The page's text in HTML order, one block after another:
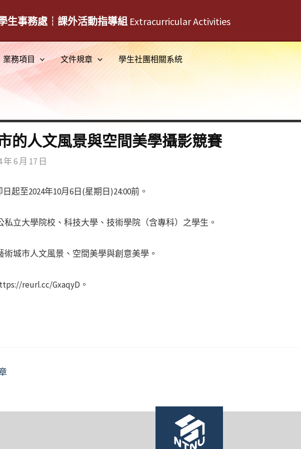
生事務處┆課外活動指導組 Extracurricular Activities
業務項目 文件規章 學生社團相關系統
的人文風景與空間美學攝影競賽
年 6 月 17 日
起至2024年10月6日(星期日)24:00前。
私立大學院校、科技大學、技術學院（含專科）之學生。
術城市人文風景、空間美學與創意美學。
reurl.cc/GxaqyD。